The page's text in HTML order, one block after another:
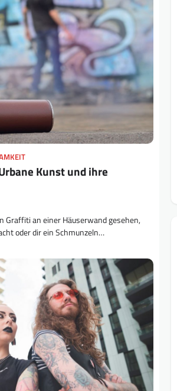
Kunst und ihre
Graffiti an einer Häuserwand gesehen,
oder dir ein Schmunzeln…